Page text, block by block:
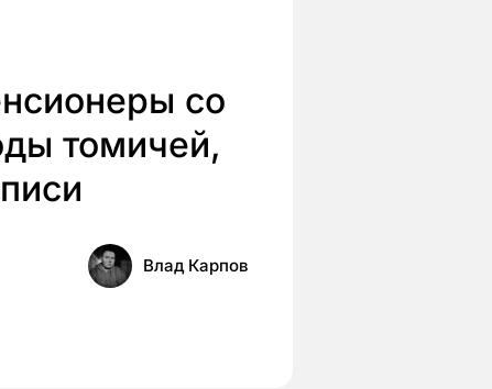
со
томичей,
Влад Карпов